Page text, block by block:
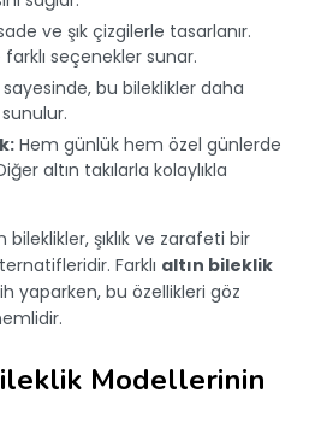
ve şık çizgilerle tasarlanır.
farklı seçenekler sunar.
bu bileklikler daha
Hem günlük hem özel günlerde
altın takılarla kolaylıkla
şıklık ve zarafeti bir
Farklı altın bileklik
yaparken, bu özellikleri göz
Modellerinin